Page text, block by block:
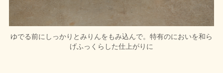
ゆでる前にしっかりとみりんをもみ込んで。特有のにおいを和ら
げふっくらした仕上がりに